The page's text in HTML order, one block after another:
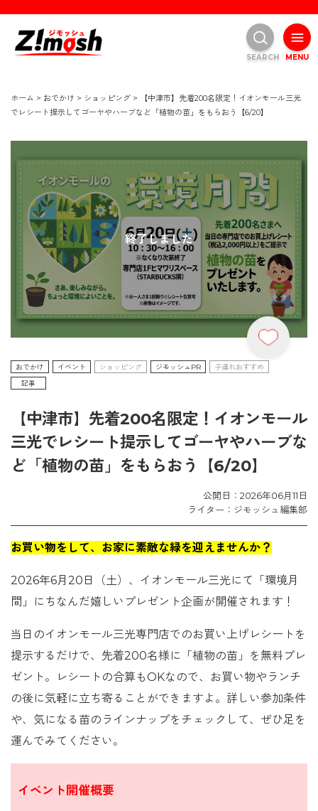
ホーム > おでかけ > ショッピング >
【中津市】先着200名限定！イオンモール三光
でレシート提示してゴーヤやハーブなど「植物の苗」をもらおう【6/20】
終了しました
おでかけ イベント ショッピング ジモッシュPR
子連れおすすめ
記事
【中津市】先着200名限定！イオンモール
三光でレシート提示してゴーヤやハーブな
ど「植物の苗」をもらおう【6/20】
公開日：2026年06月11日
ライター：ジモッシュ編集部
お買い物をして、お家に素敵な緑を迎えませんか？
2026年6月20日（土）、イオンモール三光にて「環境月
間」にちなんだ嬉しいプレゼント企画が開催されます！
当日のイオンモール三光専門店でのお買い上げレシートを
提示するだけで、先着200名様に「植物の苗」を無料プレ
ゼント。レシートの合算もOKなので、お買い物やランチ
の後に気軽に立ち寄ることができますよ。詳しい参加条件
や、気になる苗のラインナップをチェックして、ぜひ足を
運んでみてください。
イベント開催概要
MENU
SEARCH